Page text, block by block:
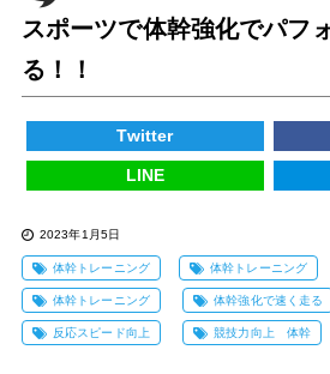
スポーツで体幹強化でパフ
る！！
Twitter
LINE
2023年1月5日
体幹トレーニング 体幹トレーニング
体幹トレーニング 体幹強化で速く走る
反応スピード向上 競技力向上 体幹